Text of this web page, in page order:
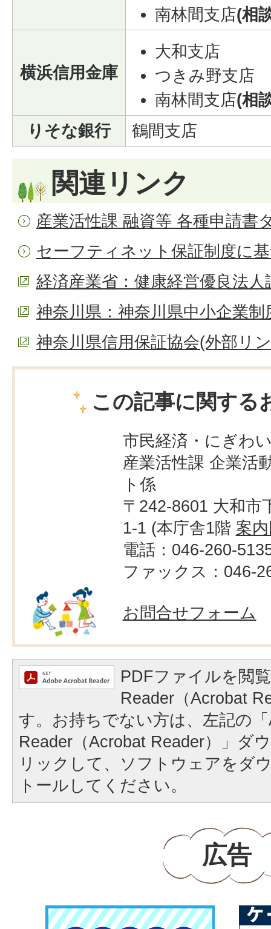
南林間支店(相
横浜信用金庫
大和支店
つきみ野支店
南林間支店(相
りそな銀行
鶴間支店
関連リンク
産業活性課 融資等 各種申請書
セーフティネット保証制度に
経済産業省：健康経営優良法
神奈川県：神奈川県中小企業
神奈川県信用保証協会(外部リ
この記事に関する
市民経済・にぎわ
産業活性課 企業活
ト係
〒242-8601 大和市
1-1 (本庁舎1階 案
電話：046-260-
ファックス：046-
お問合せフォーム
PDFファイルを閲
Reader（Acrobat
す。お持ちでない方は、左記の
Reader（Acrobat Reader）」ダ
リックして、ソフトウェアをダ
トールしてください。
広告